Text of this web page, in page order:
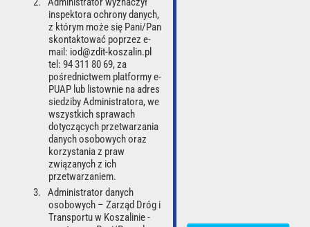
Numer rejestracyjny: *
Znajdź wezwanie
POLITYKA PRYWATNOŚCI
RODO
Zarząd Dróg i Transportu w Koszalinie, ul. Połczyńska 24, 75-815 Koszalin, Polska
REGON: 330002466, e-mail:
inspektora ochrony danych,
z którym może się Pani/Pan
skontaktować poprzez e-
mail: iod@zdit-koszalin.pl
tel: 94 311 80 69, za
pośrednictwem platformy e-
PUAP lub listownie na adres
siedziby Administratora, we
wszystkich sprawach
dotyczących przetwarzania
danych osobowych oraz
korzystania z praw
związanych z ich
przetwarzaniem.
Administrator danych
osobowych – Zarząd Dróg i
Transportu w Koszalinie -